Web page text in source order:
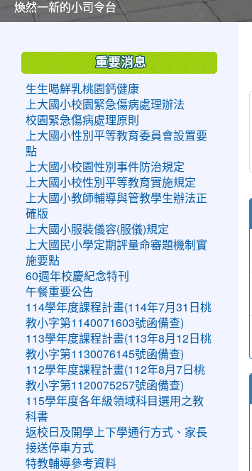
美麗的操場是我們活力的來源
美麗的操場是我們活力的來源
煥然一新的小司令台
煥然一新的小司令台
富含桃園埤塘田園風光意象的中廊
富含桃園埤塘田園風光意象的中廊
嶄新的中庭廣場
嶄新的中庭廣場
水生池生生不息
水生池生生不息
重要消息
生生喝鮮乳桃園鈣健康
上大國小校園緊急傷病處理辦法
校園緊急傷病處理原則
上大國小性別平等教育委員會設置要
點
上大國小校園性別事件防治規定
上大國小校性別平等教育實施規定
上大國小教師輔導與管教學生辦法正
確版
上大國小服裝儀容(服儀)規定
上大國民小學定期評量命審題機制實
施要點
60週年校慶紀念特刊
午餐重要公告
114學年度課程計畫(114年7月31日桃
教小字第1140071603號函備查)
113學年度課程計畫(113年8月12日桃
教小字第1130076145號函備查)
112學年度課程計畫(112年8月7日桃
教小字第1120075257號函備查)
115學年度各年級領域科目選用之教
科書
返校日及開學上下學通行方式、家長
接送停車方式
特教輔導參考資料